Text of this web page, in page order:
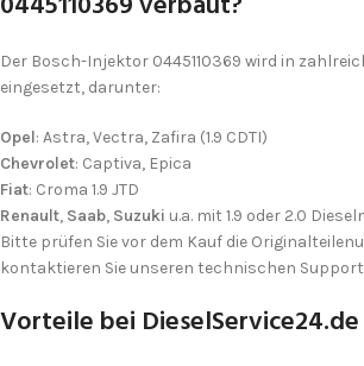
Der Bosch-Injektor 0445110369 wird in
eingesetzt, darunter:
Opel: Astra, Vectra, Zafira (1.9 CDTI)
Chevrolet: Captiva, Epica
Fiat: Croma 1.9 JTD
Renault, Saab, Suzuki u.a. mit 1.9 oder 2.0
Bitte prüfen Sie vor dem Kauf die
kontaktieren Sie unseren technischen
Vorteile bei DieselService24.de